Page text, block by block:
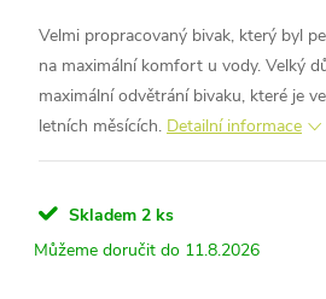
Velmi propracovaný bivak, který byl
na maximální komfort u vody. Velký
maximální odvětrání bivaku, které je
letních měsících. Detailní informace
Skladem 2 ks
11.8.2026